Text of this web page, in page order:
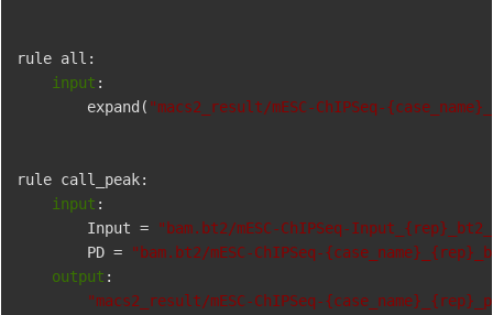
rule all:
input :
        expand(
"macs2_result/mESC-ChIPSeq-
rule call_peak:
input :
        Input =
"bam.bt2/mESC-ChIPSeq-
        PD =
"bam.bt2/mESC-ChIPSeq-
output :
"macs2_result/mESC-ChIPSeq-